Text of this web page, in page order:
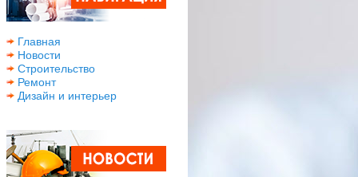
Главная
Новости
Строительство
Ремонт
Дизайн и интерьер